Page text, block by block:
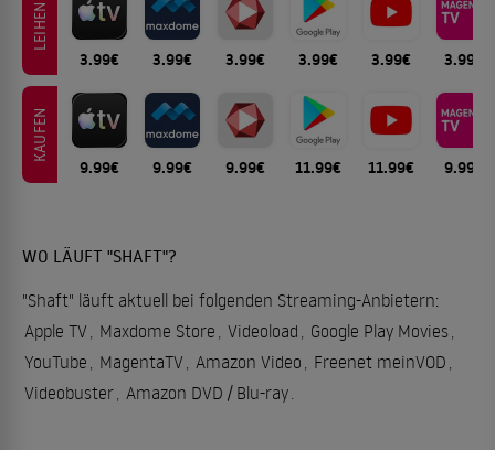
LEIHEN
3.99€ 3.99€ 3.99€ 3.99€ 3.99€ 3.99€
KAUFEN
9.99€ 9.99€ 9.99€ 11.99€ 11.99€ 9.99€
WO LÄUFT "SHAFT"?
"Shaft" läuft aktuell bei folgenden Streaming-Anbietern:
Apple TV, Maxdome Store , Videoload , Google Play Movies,
YouTube , MagentaTV, Amazon Video , Freenet meinVOD ,
Videobuster, Amazon DVD / Blu-ray.